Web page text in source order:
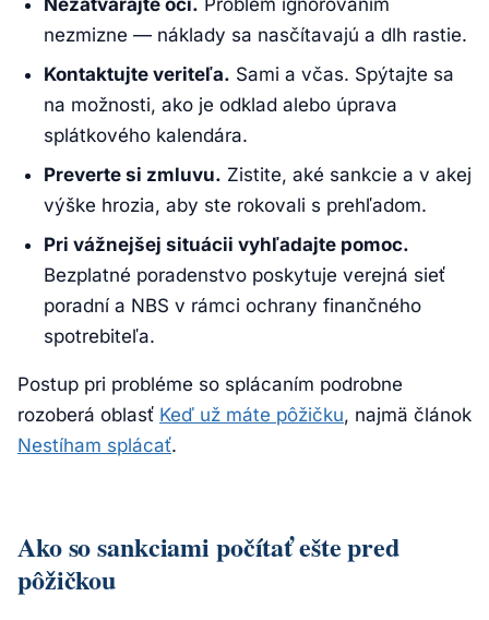
Nezatvárajte oči. Problém ignorovaním
nezmizne — náklady sa nasčítavajú a dlh rastie.
Kontaktujte veriteľa. Sami a včas. Spýtajte sa
na možnosti, ako je odklad alebo úprava
splátkového kalendára.
Preverte si zmluvu. Zistite, aké sankcie a v akej
výške hrozia, aby ste rokovali s prehľadom.
Pri vážnejšej situácii vyhľadajte pomoc.
Bezplatné poradenstvo poskytuje verejná sieť
poradní a NBS v rámci ochrany finančného
spotrebiteľa.
Postup pri probléme so splácaním podrobne
rozoberá oblasť Keď už máte pôžičku, najmä článok
Nestíham splácať.
Ako so sankciami počítať ešte pred
pôžičkou